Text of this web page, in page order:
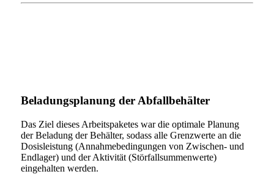
Beladungsplanung der Abfallbehälter
Das Ziel dieses Arbeitspaketes war die optimale Planung
der Beladung der Behälter, sodass alle Grenzwerte an die
Dosisleistung (Annahmebedingungen von Zwischen- und
Endlager) und der Aktivität (Störfallsummenwerte)
eingehalten werden.